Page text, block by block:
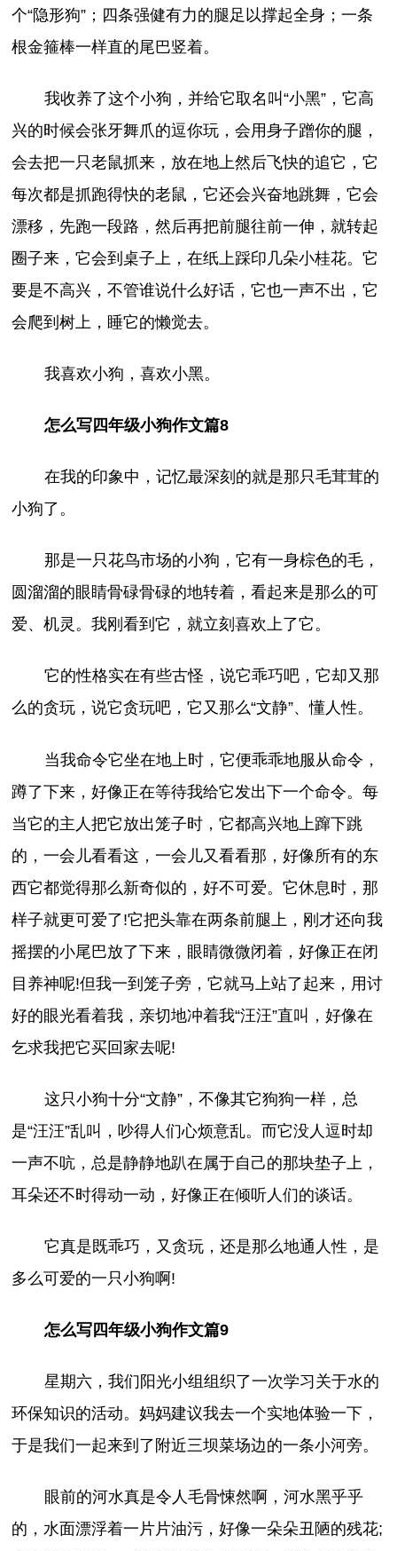
个“隐形狗”；四条强健有力的腿足以撑起全身；一条
根金箍棒一样直的尾巴竖着。
我收养了这个小狗，并给它取名叫“小黑”，它高
兴的时候会张牙舞爪的逗你玩，会用身子蹭你的腿，
会去把一只老鼠抓来，放在地上然后飞快的追它，它
每次都是抓跑得快的老鼠，它还会兴奋地跳舞，它会
漂移，先跑一段路，然后再把前腿往前一伸，就转起
圈子来，它会到桌子上，在纸上踩印几朵小桂花。它
要是不高兴，不管谁说什么好话，它也一声不出，它
会爬到树上，睡它的懒觉去。
我喜欢小狗，喜欢小黑。
怎么写四年级小狗作文篇8
在我的印象中，记忆最深刻的就是那只毛茸茸的
小狗了。
那是一只花鸟市场的小狗，它有一身棕色的毛，
圆溜溜的眼睛骨碌骨碌的地转着，看起来是那么的可
爱、机灵。我刚看到它，就立刻喜欢上了它。
它的性格实在有些古怪，说它乖巧吧，它却又那
么的贪玩，说它贪玩吧，它又那么“文静”、懂人性。
当我命令它坐在地上时，它便乖乖地服从命令，
蹲了下来，好像正在等待我给它发出下一个命令。每
当它的主人把它放出笼子时，它都高兴地上蹿下跳
的，一会儿看看这，一会儿又看看那，好像所有的东
西它都觉得那么新奇似的，好不可爱。它休息时，那
样子就更可爱了!它把头靠在两条前腿上，刚才还向我
摇摆的小尾巴放了下来，眼睛微微闭着，好像正在闭
目养神呢!但我一到笼子旁，它就马上站了起来，用讨
好的眼光看着我，亲切地冲着我“汪汪”直叫，好像在
乞求我把它买回家去呢!
这只小狗十分“文静”，不像其它狗狗一样，总
是“汪汪”乱叫，吵得人们心烦意乱。而它没人逗时却
一声不吭，总是静静地趴在属于自己的那块垫子上，
耳朵还不时得动一动，好像正在倾听人们的谈话。
它真是既乖巧，又贪玩，还是那么地通人性，是
多么可爱的一只小狗啊!
怎么写四年级小狗作文篇9
星期六，我们阳光小组组织了一次学习关于水的
环保知识的活动。妈妈建议我去一个实地体验一下，
于是我们一起来到了附近三坝菜场边的一条小河旁。
眼前的河水真是令人毛骨悚然啊，河水黑乎乎
的，水面漂浮着一片片油污，好像一朵朵丑陋的残花;